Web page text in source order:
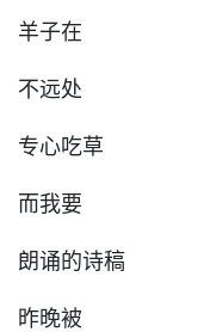
羊子在
不远处
专心吃草
而我要
朗诵的诗稿
昨晚被